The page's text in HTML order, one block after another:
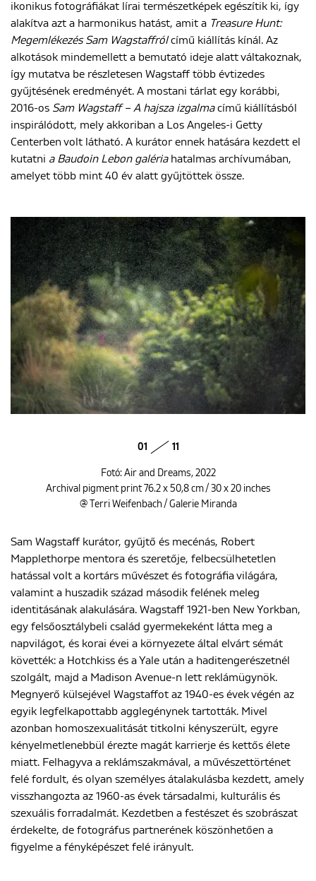
ikonikus fotográfiákat lírai természetképek egészítik ki, így
alakítva azt a harmonikus hatást, amit a Treasure Hunt:
Megemlékezés Sam Wagstaffrólcímű kiállítás kínál. Az
alkotások mindemellett a bemutató ideje alatt váltakoznak,
így mutatva be részletesen Wagstaff több évtizedes
gyűjtésének eredményét. A mostani tárlat egy korábbi,
2016-os Sam Wagstaff – A hajsza izgalmacímű kiállításból
inspirálódott, mely akkoriban a Los Angeles-i Getty
Centerben volt látható. A kurátor ennek hatására kezdett el
kutatni a Baudoin Lebon galériahatalmas archívumában,
amelyet több mint 40 év alatt gyűjtöttek össze.
01 11
Fotó: Air and Dreams, 2022
Archival pigment print 76.2 x 50,8 cm / 30 x 20 inches
@ Terri Weifenbach / Galerie Miranda
Sam Wagstaff kurátor, gyűjtő és mecénás, Robert
Mapplethorpe mentora és szeretője, felbecsülhetetlen
hatással volt a kortárs művészet és fotográfia világára,
valamint a huszadik század második felének meleg
identitásának alakulására. Wagstaff 1921-ben New Yorkban,
egy felsőosztálybeli család gyermekeként látta meg a
napvilágot, és korai évei a környezete által elvárt sémát
követték: a Hotchkiss és a Yale után a haditengerészetnél
szolgált, majd a Madison Avenue-n lett reklámügynök.
Megnyerő külsejével Wagstaffot az 1940-es évek végén az
egyik legfelkapottabb agglegénynek tartották. Mivel
azonban homoszexualitását titkolni kényszerült, egyre
kényelmetlenebbül érezte magát karrierje és kettős élete
miatt. Felhagyva a reklámszakmával, a művészettörténet
felé fordult, és olyan személyes átalakulásba kezdett, amely
visszhangozta az 1960-as évek társadalmi, kulturális és
szexuális forradalmát. Kezdetben a festészet és szobrászat
érdekelte, de fotográfus partnerének köszönhetően a
figyelme a fényképészet felé irányult.